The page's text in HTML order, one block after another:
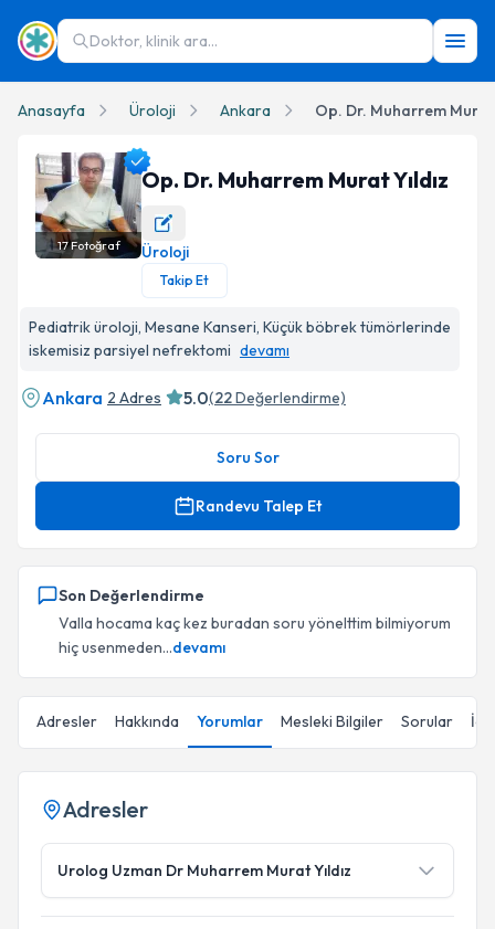
Doktor, klinik ara...
Anasayfa Üroloji Ankara Op. Dr. Muharrem Murat
Op. Dr. Muharrem Murat Yıldız Profil Fotoğrafı
17Fotoğraf
Op. Dr. Muharrem Murat Yıldız
Üroloji
Takip Et
Pediatrik üroloji, Mesane Kanseri, Küçük böbrek tümörlerinde
iskemisiz parsiyel nefrektomi devamı
Ankara 2 Adres 5.0(22Değerlendirme)
Soru Sor
Randevu Talep Et
Son Değerlendirme
Valla hocama kaç kez buradan soru yönelttim bilmiyorum
hiç usenmeden...devamı
Adresler Hakkında Yorumlar Mesleki Bilgiler Sorular
Adresler
Urolog Uzman Dr Muharrem Murat Yıldız